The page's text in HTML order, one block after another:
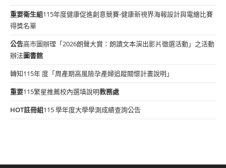
重要衛生組115年度健康促進創意競賽-健康新視界海報設計與電繪比賽
得獎名單
公告高市圖辦理「2026朗聲大賞：朗讀文本演出影片徵選活動」之活動
辦法圖書館
轉知115年 度「周產期高風險孕產婦追蹤關懷計畫說明」
重要115繁星推薦校內選填說明教務處
HOT註冊組115 學年度大學學測成績查詢公告